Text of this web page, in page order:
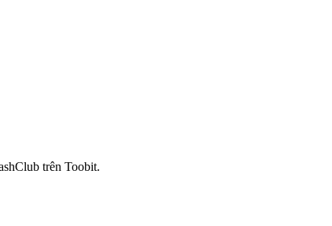
trên Toobit.